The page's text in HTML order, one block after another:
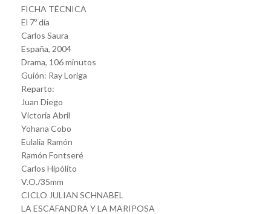
FICHA TÉCNICA
El 7º día
Carlos Saura
España, 2004
Drama, 106 minutos
Guión: Ray Loriga
Reparto:
Juan Diego
Victoria Abril
Yohana Cobo
Eulalia Ramón
Ramón Fontseré
Carlos Hipólito
V.O./35mm
CICLO JULIAN SCHNABEL
LA ESCAFANDRA Y LA MARIPOSA